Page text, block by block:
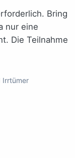
Bring
nur eine
Die Teilnahme
Irrtümer